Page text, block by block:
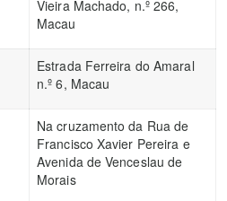
Vieira Machado, n.º 266,
Macau
Estrada Ferreira do Amaral
n.º 6, Macau
Na cruzamento da Rua de
Francisco Xavier Pereira e
Avenida de Venceslau de
Morais